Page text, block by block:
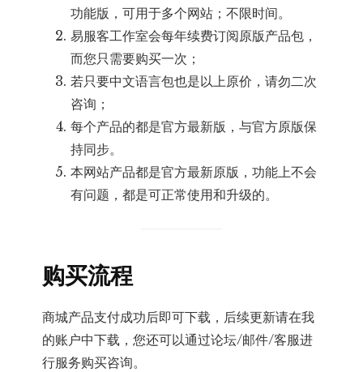
功能版，可用于多个网站；不限时间。
易服客工作室会每年续费订阅原版产品包，
而您只需要购买一次；
若只要中文语言包也是以上原价，请勿二次
咨询；
每个产品的都是官方最新版，与官方原版保
持同步。
本网站产品都是官方最新原版，功能上不会
有问题，都是可正常使用和升级的。
购买流程
商城产品支付成功后即可下载，后续更新请在我
的账户中下载，您还可以通过论坛/邮件/客服进
行服务购买咨询。